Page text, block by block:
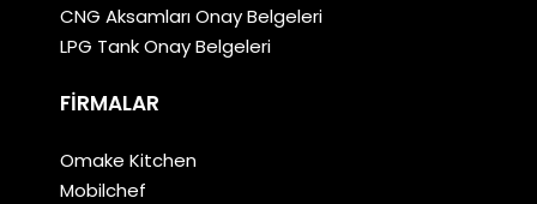
CNG Aksamları Onay Belgeleri
LPG Tank Onay Belgeleri
FIRMALAR
Omake Kitchen
Mobilchef